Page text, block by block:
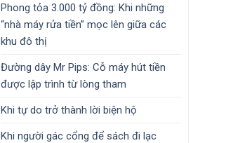
Phong tỏa 3.000 tỷ đồng: Khi những
“nhà máy rửa tiền” mọc lên giữa các
khu đô thị
Đường dây Mr Pips: Cỗ máy hút tiền
được lập trình từ lòng tham
Khi tự do trở thành lời biện hộ
Khi người gác cổng để sách đi lạc